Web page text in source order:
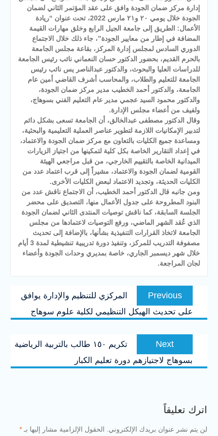
إدارة مركز ضمان الجودة وافق على عقد المؤتمر الثاني لضمان
الجودة خلال يومي ٢٠ و٢١ مارس 2022، تحت عنوان “ريادة
الأعمال: الطريق إلى جامعة الجيل الرابع وخلق مهارات القيمة
المضافة في إطار من معايير الجودة”، جاء ذلك خلال الاجتماع
الدوري السادس لمجلس إدارة المركز، بقاعة مجلس الجامعة
بالحرم القديم، بحضور الدكتور حسان النعماني نائب رئيس الجامعة
للدراسات العليا والبحوث، والدكتور عبدالناصر يس نائب رئيس
الجامعة للتعليم والطلاب، والمحاسب أشرف القاضي أمين عام
الجامعة، والدكتور أحمد الخطيب مدير مركز ضمان الجودة،
والدكتور محمود السيد عجمي مدير عام التعليم الفني بسوهاج،
ولفيف من أعضاء مجلس الإدارة.
وقال الدكتور مصطفى عبدالخالق، أن الجامعة تسعى بشكل دائم
لتدبير الإمكانيات اللازمة لتطوير عناصر العملية التعليمية والبحثية،
ومساعدة جميع الكليات بالتعاون مع مركز ضمان الجودة والاعتماد،
في إعداد التقارير الخاصة بكل كلية لتمكينها من اجتياز الزيارات
الميدانية الخاصة بالتقييم الخارجي، من قبل مراجعي الهيئة
القومية لضمان الجودة والاعتماد، مشيراً إلى قرب اعتماد عدد من
الكليات الحديثة، وتجديد الاعتماد لبعض الكليات الأخرى.
ومن جانبه قال الدكتور أحمد الخطيب، أن الاجتماع ناقش عدد من
البنود المطروحة على جدول الأعمال منها، التصديق على محضر
الجلسة السابقة، كما ناقش توصيات المنتدى الثاني لضمان الجودة
الذي عُقد الشهر الماضي، ورفع التوصيات لاعتمادها من مجلس
الجامعة لاتخاذ القرارات التنفيذية بشأنها، بالإضافة إلى تحديث
مصفوفة التدريب للمركز، وتنفيذ دورة تدريبية تنشيطية لمدة 3 أيام
خلال شهر ديسمبر الجاري، خاصة بمديري وحدات الجودة وأعضاء
لجان المراجعة.
تصفّح
المقالاتPrevious
Previous
post:
المركزي للتنظيم والإدارة يوافق
على تحديث الهيكل التنظيمي لكلية علوم سوهاج
Next
Next
post:
تكريم ١٥٠ طالب بالتربية الرياضية
بسوهاج لاجتيازهم دورة تعليم الكبار
اترك تعليقاً
لن يتم نشر عنوان بريدك الإلكتروني. الحقول الإلزامية مشار إليها بـ *